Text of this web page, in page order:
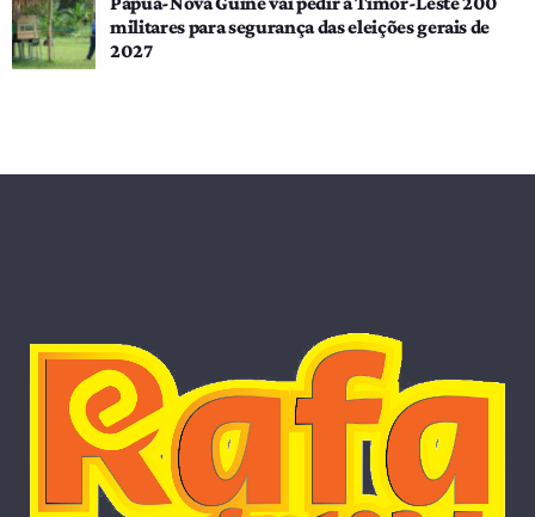
militares para segurança das eleições gerais de
2027